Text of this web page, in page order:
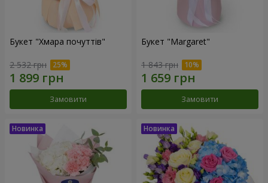
Букет "Хмара почуттів"
2 532 грн
Замовити
Букет "Margaret"
1 843 грн
Замовити